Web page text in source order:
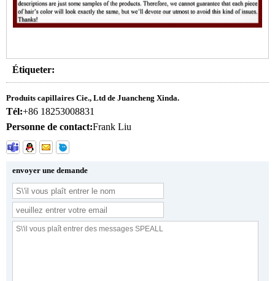
Étiqueter:
Produits capillaires Cie., Ltd de Juancheng Xinda.
Tél:+86 18253008831
Personne de contact:Frank Liu
envoyer une demande